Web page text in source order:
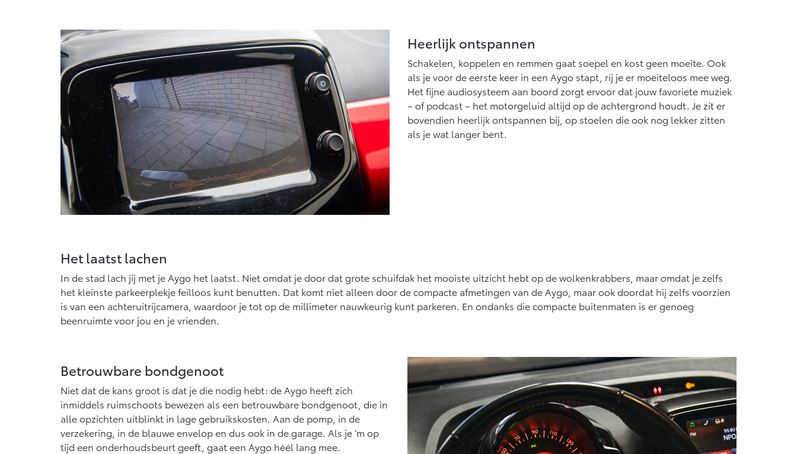
Heerlijk ontspannen
Schakelen, koppelen en remmen gaat soepel en kost geen moeite. Ook
als je voor de eerste keer in een Aygo stapt, rij je er moeiteloos mee weg.
Het fijne audiosysteem aan boord zorgt ervoor dat jouw favoriete muziek
– of podcast – het motorgeluid altijd op de achtergrond houdt. Je zit er
bovendien heerlijk ontspannen bij, op stoelen die ook nog lekker zitten
als je wat langer bent.
Het laatst lachen
In de stad lach jij met je Aygo het laatst. Niet omdat je door dat grote schuifdak het mooiste uitzicht hebt op de wolkenkrabbers, maar omdat je zelfs
het kleinste parkeerplekje feilloos kunt benutten. Dat komt niet alleen door de compacte afmetingen van de Aygo, maar ook doordat hij zelfs voorzien
is van een achteruitrijcamera, waardoor je tot op de millimeter nauwkeurig kunt parkeren. En ondanks die compacte buitenmaten is er genoeg
beenruimte voor jou en je vrienden.
Betrouwbare bondgenoot
Niet dat de kans groot is dat je die nodig hebt: de Aygo heeft zich
inmiddels ruimschoots bewezen als een betrouwbare bondgenoot, die in
alle opzichten uitblinkt in lage gebruikskosten. Aan de pomp, in de
verzekering, in de blauwe envelop en dus ook in de garage. Als je ‘m op
tijd een onderhoudsbeurt geeft, gaat een Aygo héél lang mee.